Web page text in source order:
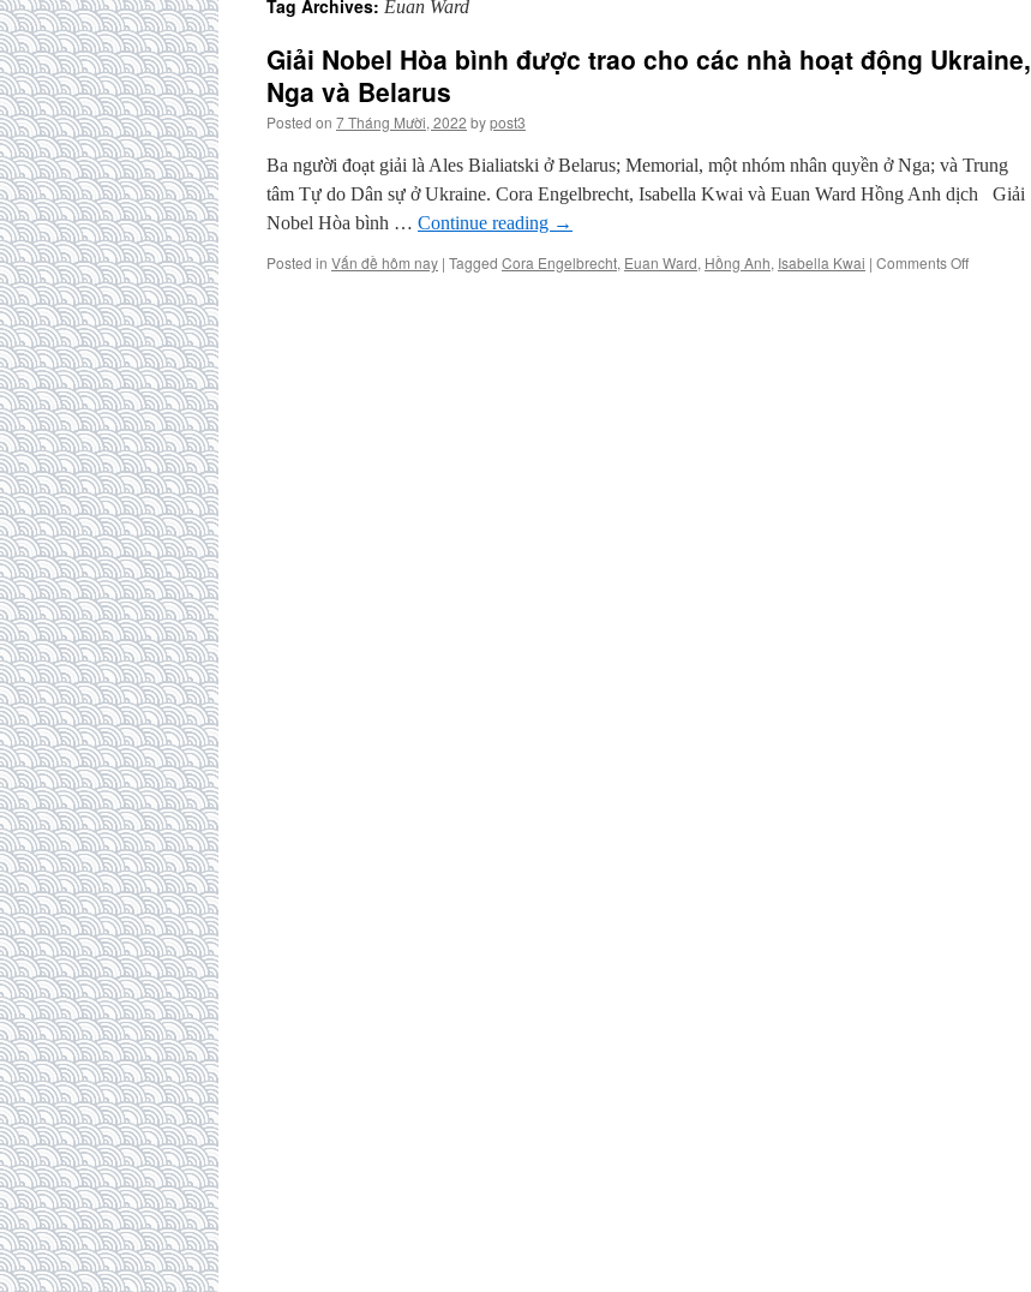
Tag Archives: Euan Ward
Giải Nobel Hòa bình được trao cho các nhà hoạt động Ukraine,
Nga và Belarus
Posted on 7 Tháng Mười, 2022 bypost3
Ba người đoạt giải là Ales Bialiatski ở Belarus; Memorial, một nhóm nhân quyền ở Nga; và Trung
tâm Tự do Dân sự ở Ukraine. Cora Engelbrecht, Isabella Kwai và Euan Ward Hồng Anh dịch Giải
Nobel Hòa bình … Continue reading →
Posted in Vấn đề hôm nay | Tagged Cora Engelbrecht, Euan Ward, Hồng Anh, Isabella Kwai | Comments Offon